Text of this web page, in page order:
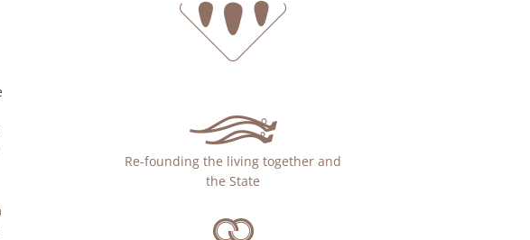
Re-founding the living together and
the State